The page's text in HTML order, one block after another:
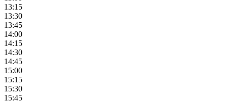
13:15
13:30
13:45
14:00
14:15
14:30
14:45
15:00
15:15
15:30
15:45